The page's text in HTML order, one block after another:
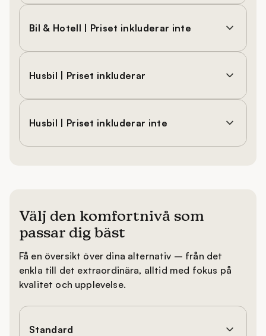
Bil & Hotell | Priset inkluderar inte
Husbil | Priset inkluderar
Husbil | Priset inkluderar inte
Välj den komfortnivå som
passar dig bäst
Få en översikt över dina alternativ – från det
enkla till det extraordinära, alltid med fokus på
kvalitet och upplevelse.
Standard